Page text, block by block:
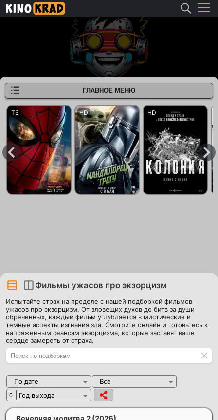
Фильмы ужасов про экзорцизм
Испытайте страх на пределе с нашей подборкой фильмов
ужасов про экзорцизм. От зловещих духов до битв за души
обреченных, каждый фильм углубляется в мистические и
темные аспекты изгнания зла. Смотрите онлайн и готовьтесь к
напряженным сеансам экзорцизма, которые заставят ваше
сердце замереть от страха.
По дате Все
0 Год выхода
ГЛАВНОЕ МЕНЮ